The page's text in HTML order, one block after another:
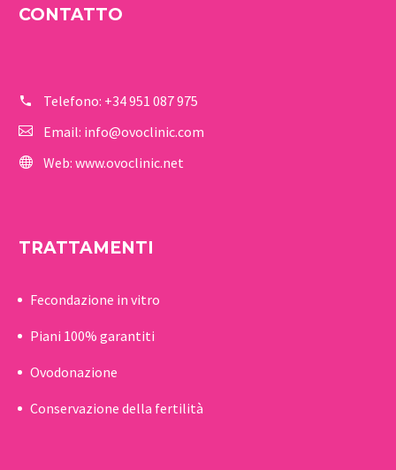
CONTATTO
Telefono: +34 951 087 975
Email: info@ovoclinic.com
Web: www.ovoclinic.net
TRATTAMENTI
Fecondazione in vitro
Piani 100% garantiti
Ovodonazione
Conservazione della fertilità